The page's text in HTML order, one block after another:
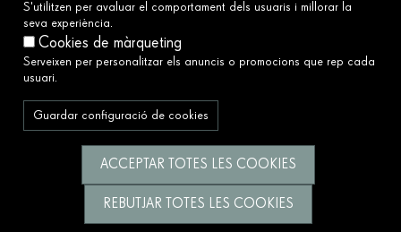
Servim a la societat construint un futur millor i
més just.
Canal Ètic i de Denúncies→
Accessibilitat
Segueix-nos
S'utilitzen per avaluar el comportament dels usuaris i millorar la
seva experiència.
Cookies de màrqueting
Serveixen per personalitzar els anuncis o promocions que rep cada
usuari.
Guardar configuració de cookies
REBUTJAR TOTES LES COOKIES
ACCEPTAR TOTES LES COOKIES